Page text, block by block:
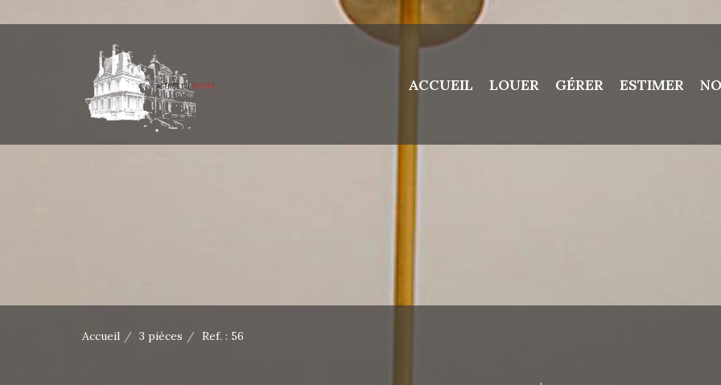
ACCUEIL LOUER GÉRER ESTIMER
Accueil 3 pièces Ref. : 56